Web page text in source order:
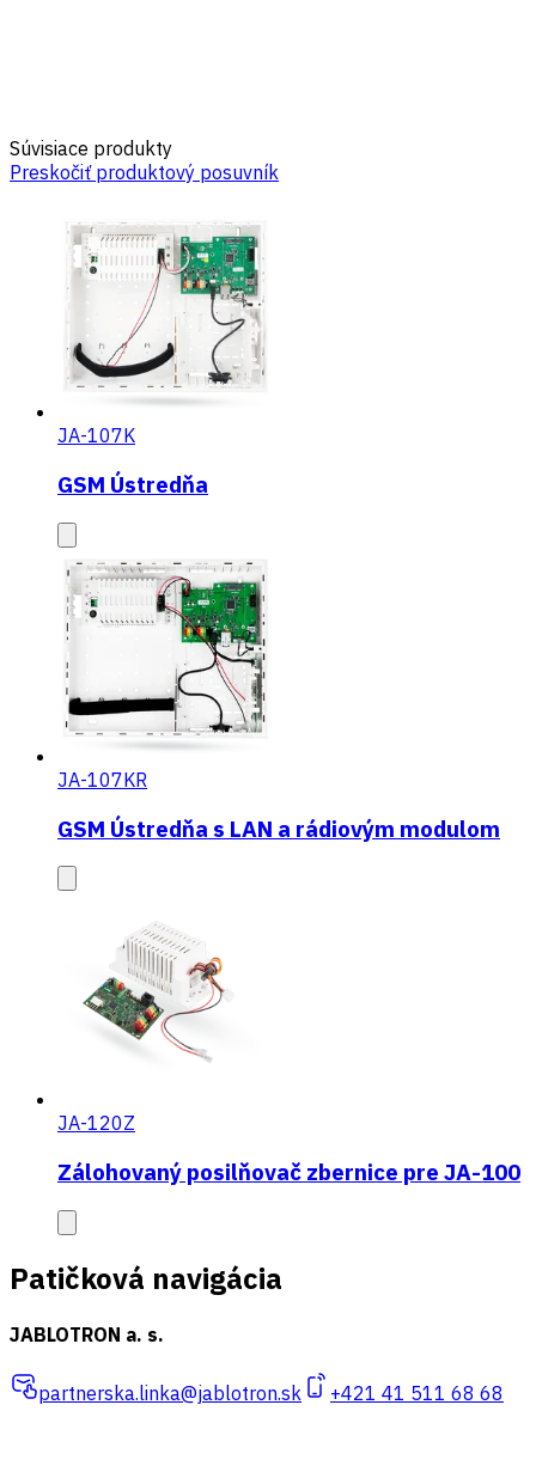
Súvisiace produkty
Preskočiť produktový posuvník
JA-107K
GSM Ústredňa
JA-107KR
GSM Ústredňa s LAN a rádiovým modulom
JA-120Z
Zálohovaný posilňovač zbernice pre JA-100
Patičková navigácia
JABLOTRON a. s.
partnerska.linka@jablotron.sk +421 41 511 68 68